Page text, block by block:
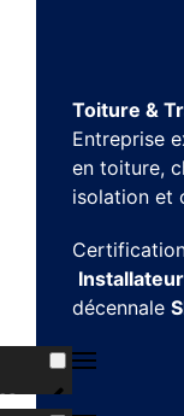
Toiture &
Entreprise
en toiture,
isolation et
décennale